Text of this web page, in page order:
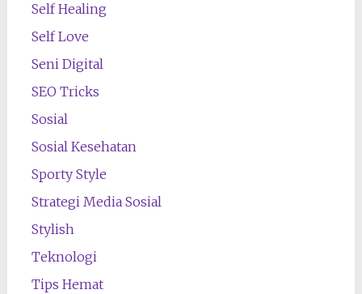
Self Healing
Self Love
Seni Digital
SEO Tricks
Sosial
Sosial Kesehatan
Sporty Style
Strategi Media Sosial
Stylish
Teknologi
Tips Hemat